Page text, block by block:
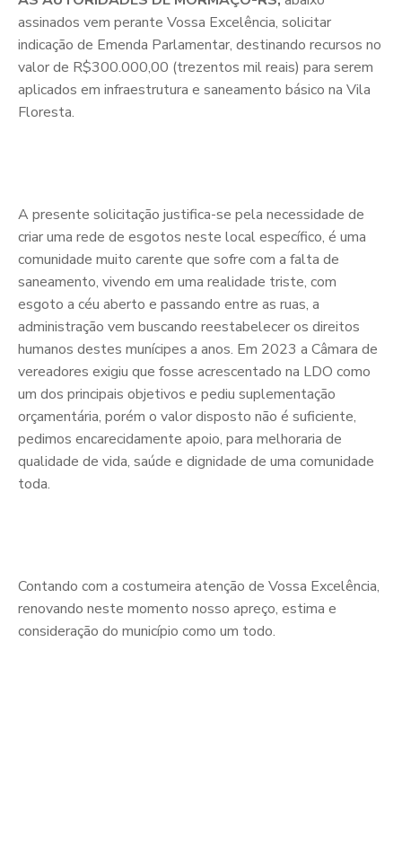
assinados vem perante Vossa Excelência, solicitar
indicação de Emenda Parlamentar, destinando recursos no
valor de R$300.000,00 (trezentos mil reais) para serem
aplicados em infraestrutura e saneamento básico na Vila
Floresta.
A presente solicitação justifica-se pela necessidade de
criar uma rede de esgotos neste local específico, é uma
comunidade muito carente que sofre com a falta de
saneamento, vivendo em uma realidade triste, com
esgoto a céu aberto e passando entre as ruas, a
administração vem buscando reestabelecer os direitos
humanos destes munícipes a anos. Em 2023 a Câmara de
vereadores exigiu que fosse acrescentado na LDO como
um dos principais objetivos e pediu suplementação
orçamentária, porém o valor disposto não é suficiente,
pedimos encarecidamente apoio, para melhoraria de
qualidade de vida, saúde e dignidade de uma comunidade
toda.
Contando com a costumeira atenção de Vossa Excelência,
renovando neste momento nosso apreço, estima e
consideração do município como um todo.